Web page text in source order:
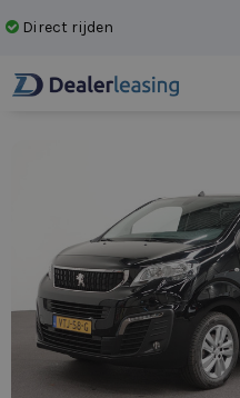
Direct rijden